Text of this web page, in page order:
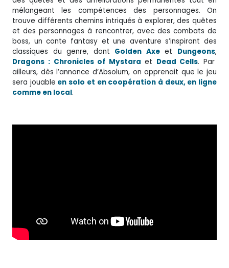
mélangeant les compétences des personnages. On
trouve différents chemins intriqués à explorer, des quêtes
et des personnages à rencontrer, avec des combats de
boss, un conte fantasy et une aventure s’inspirant des
classiques du genre, dont Golden Axeet Dungeons,
Dragons : Chronicles of Mystara et Dead Cells. Par
ailleurs, dès l’annonce d’Absolum, on apprenait que le jeu
sera jouable en solo et en coopération à deux, en ligne
comme en local.